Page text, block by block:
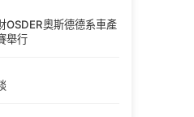
OSDER奧斯德德系車產
舉行